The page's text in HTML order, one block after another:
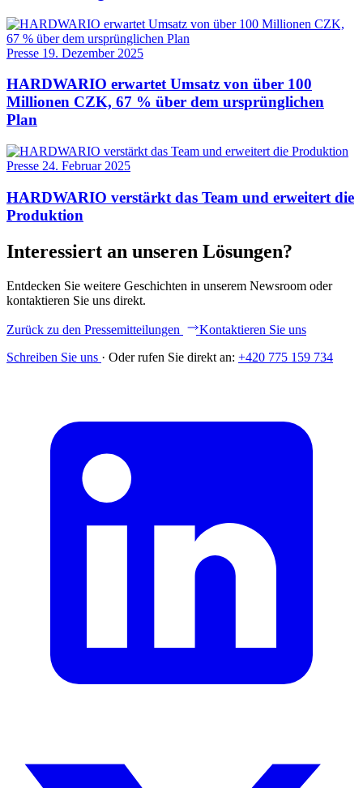
Presse 19. Dezember 2025
HARDWARIO erwartet Umsatz von über 100
Millionen CZK, 67 % über dem ursprünglichen
Plan
Presse 24. Februar 2025
HARDWARIO verstärkt das Team und erweitert die
Produktion
Interessiert an unseren Lösungen?
Entdecken Sie weitere Geschichten in unserem Newsroom oder
kontaktieren Sie uns direkt.
Zurück zu den Pressemitteilungen
Kontaktieren Sie uns
Schreiben Sie uns · Oder rufen Sie direkt an: +420 775 159 734